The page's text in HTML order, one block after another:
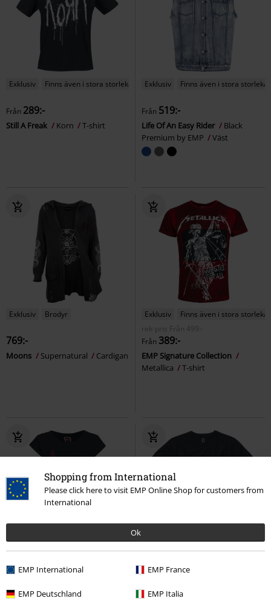
Shopping from International
Please click here to visit EMP Online Shop for customers from
International
Ok
EMP International EMP France
EMP Deutschland EMP Italia
Exklusiv Finns även i stora storlekar
Från 289:-
Still A Freak Korn T-shirt
Exklusiv Finns även i stora storlekar
Från 519:-
Life Of An Easy Rider
Black
Premium by EMP
Väst
Exklusiv Brodyr
769:-
Moons Supernatural Cardigan
Exklusiv
Finns även i stora storlekar
rek-pris
Från
499:-
Från 389:-
EMP Signature Collection
Metallica
T-shirt
36% RABATT
Exklusiv
Från254:-
shirt
Finns även i stora storlekar
Från159:-
shirt